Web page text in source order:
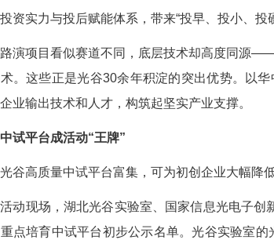
为提高对接效率，本次活动安排了“
投资逻辑解读项目价值。来自光谷的
展示投资实力与投后赋能体系，带来“